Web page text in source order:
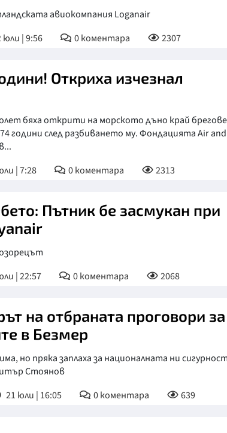
авиокомпания Loganair
юли | 9:56 0коментара 2307
Откриха изчезнал
бяха открити на морското дъно край
години след разбиването му. Фондацията Аir and
| 7:28 0коментара 2313
Пътник бе засмукан при
| 22:57 0коментара 2068
на отбраната проговори за
в Безмер
но пряка заплаха за националната ни
Стоянов
21 юли | 16:05 0коментара 639